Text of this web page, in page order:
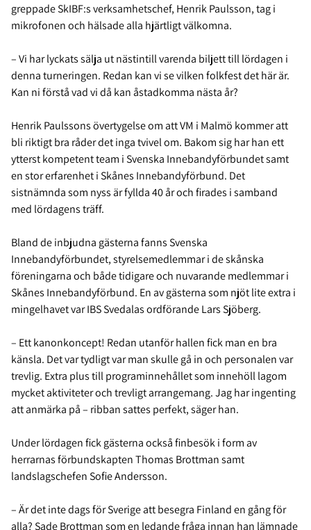
greppade SkIBF:s verksamhetschef, Henrik Paulsson, tag i
mikrofonen och hälsade alla hjärtligt välkomna.
– Vi har lyckats sälja ut nästintill varenda biljett till lördagen i
denna turneringen. Redan kan vi se vilken folkfest det här är.
Kan ni förstå vad vi då kan åstadkomma nästa år?
Henrik Paulssons övertygelse om att VM i Malmö kommer att
bli riktigt bra råder det inga tvivel om. Bakom sig har han ett
ytterst kompetent team i Svenska Innebandyförbundet samt
en stor erfarenhet i Skånes Innebandyförbund. Det
sistnämnda som nyss är fyllda 40 år och firades i samband
med lördagens träff.
Bland de inbjudna gästerna fanns Svenska
Innebandyförbundet, styrelsemedlemmar i de skånska
föreningarna och både tidigare och nuvarande medlemmar i
Skånes Innebandyförbund. En av gästerna som njöt lite extra i
mingelhavet var IBS Svedalas ordförande Lars Sjöberg.
– Ett kanonkoncept! Redan utanför hallen fick man en bra
känsla. Det var tydligt var man skulle gå in och personalen var
trevlig. Extra plus till programinnehållet som innehöll lagom
mycket aktiviteter och trevligt arrangemang. Jag har ingenting
att anmärka på – ribban sattes perfekt, säger han.
Under lördagen fick gästerna också finbesök i form av
herrarnas förbundskapten Thomas Brottman samt
landslagschefen Sofie Andersson.
– Är det inte dags för Sverige att besegra Finland en gång för
alla? Sade Brottman som en ledande fråga innan han lämnade